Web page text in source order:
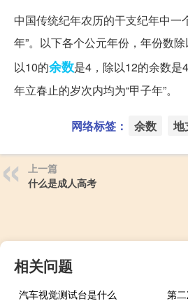
中国传统纪年农历的干支纪年中一
年”。以下各个公元年份，年份数
以10的余数是4，除以12的余数是
年立春止的岁次内均为“甲子年”。
网络标签： 余数 地
上一篇
什么是成人高考
相关问题
汽车视觉测试台是什么